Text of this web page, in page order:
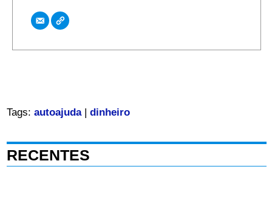
Tags: autoajuda| dinheiro
RECENTES